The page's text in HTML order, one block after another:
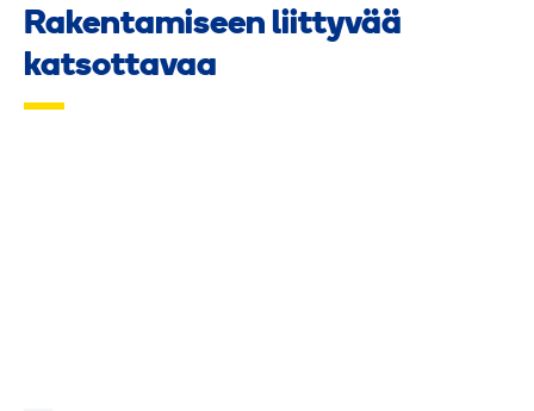
Rakentamiseen liittyvää
katsottavaa